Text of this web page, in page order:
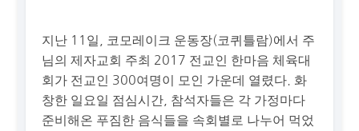
지난 11일, 코모레이크 운동장(코퀴틀람)에서 주
님의 제자교회 주최 2017 전교인 한마음 체육대
회가 전교인 300여명이 모인 가운데 열렸다. 화
창한 일요일 점심시간, 참석자들은 각 가정마다
준비해온 푸짐한 음식들을 속회별로 나누어 먹었